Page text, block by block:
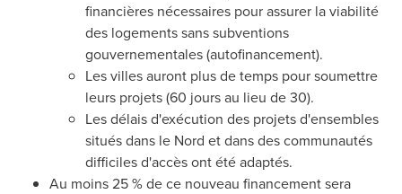
financières nécessaires pour assurer la viabilité
des logements sans subventions
gouvernementales (autofinancement).
Les villes auront plus de temps pour soumettre
leurs projets (60 jours au lieu de 30).
Les délais d'exécution des projets d'ensembles
situés dans le Nord et dans des communautés
difficiles d'accès ont été adaptés.
Au moins 25 % de ce nouveau financement sera